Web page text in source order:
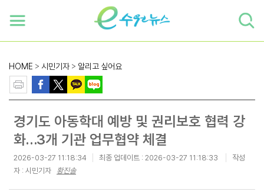
HOME > 시민기자 > 알리고 싶어요
경기도 아동학대 예방 및 권리보호 협력 강
화…3개 기관 업무협약 체결
2026-03-27 11:18:34 최종 업데이트 : 2026-03-27 11:18:33
작성
자 : 시민기자 황진솔